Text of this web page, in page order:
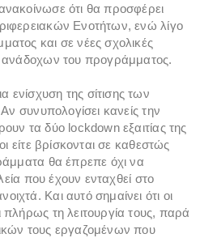
ότι θα προσφέρει
Ενοτήτων, ενώ λίγο
και σε νέες σχολικές
ανάδοχων του προγράμματος.
της σίτισης των
συνυπολογίσει κανείς την
τα δύο lockdown εξαιτίας της
είτε βρίσκονται σε καθεστώς
θα έπρεπε όχι να
που έχουν ενταχθεί στο
Και αυτό σημαίνει ότι οι
πλήρως τη λειτουργία τους, παρά
τους εργαζομένων που